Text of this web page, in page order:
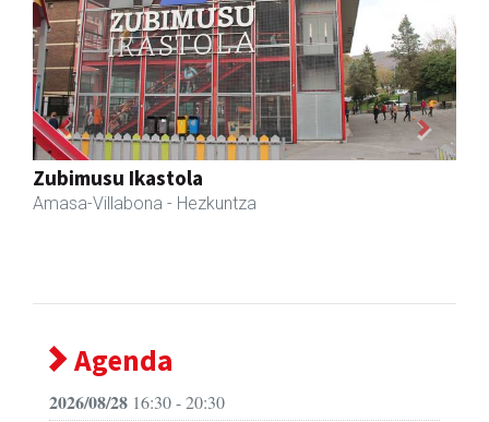
Zubimusu Ikastola
Amasa-Villabona
Previous Next
Agenda
2026/08/28 16:30 - 20:30